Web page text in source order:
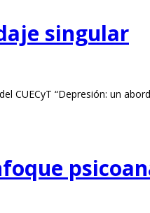
singular
CUECyT “Depresión: un